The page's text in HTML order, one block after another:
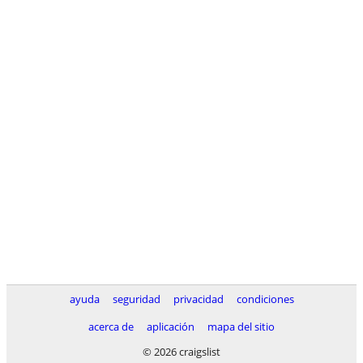
ayuda seguridad privacidad
condiciones
acerca de
aplicación
mapa del sitio
© 2026 craigslist